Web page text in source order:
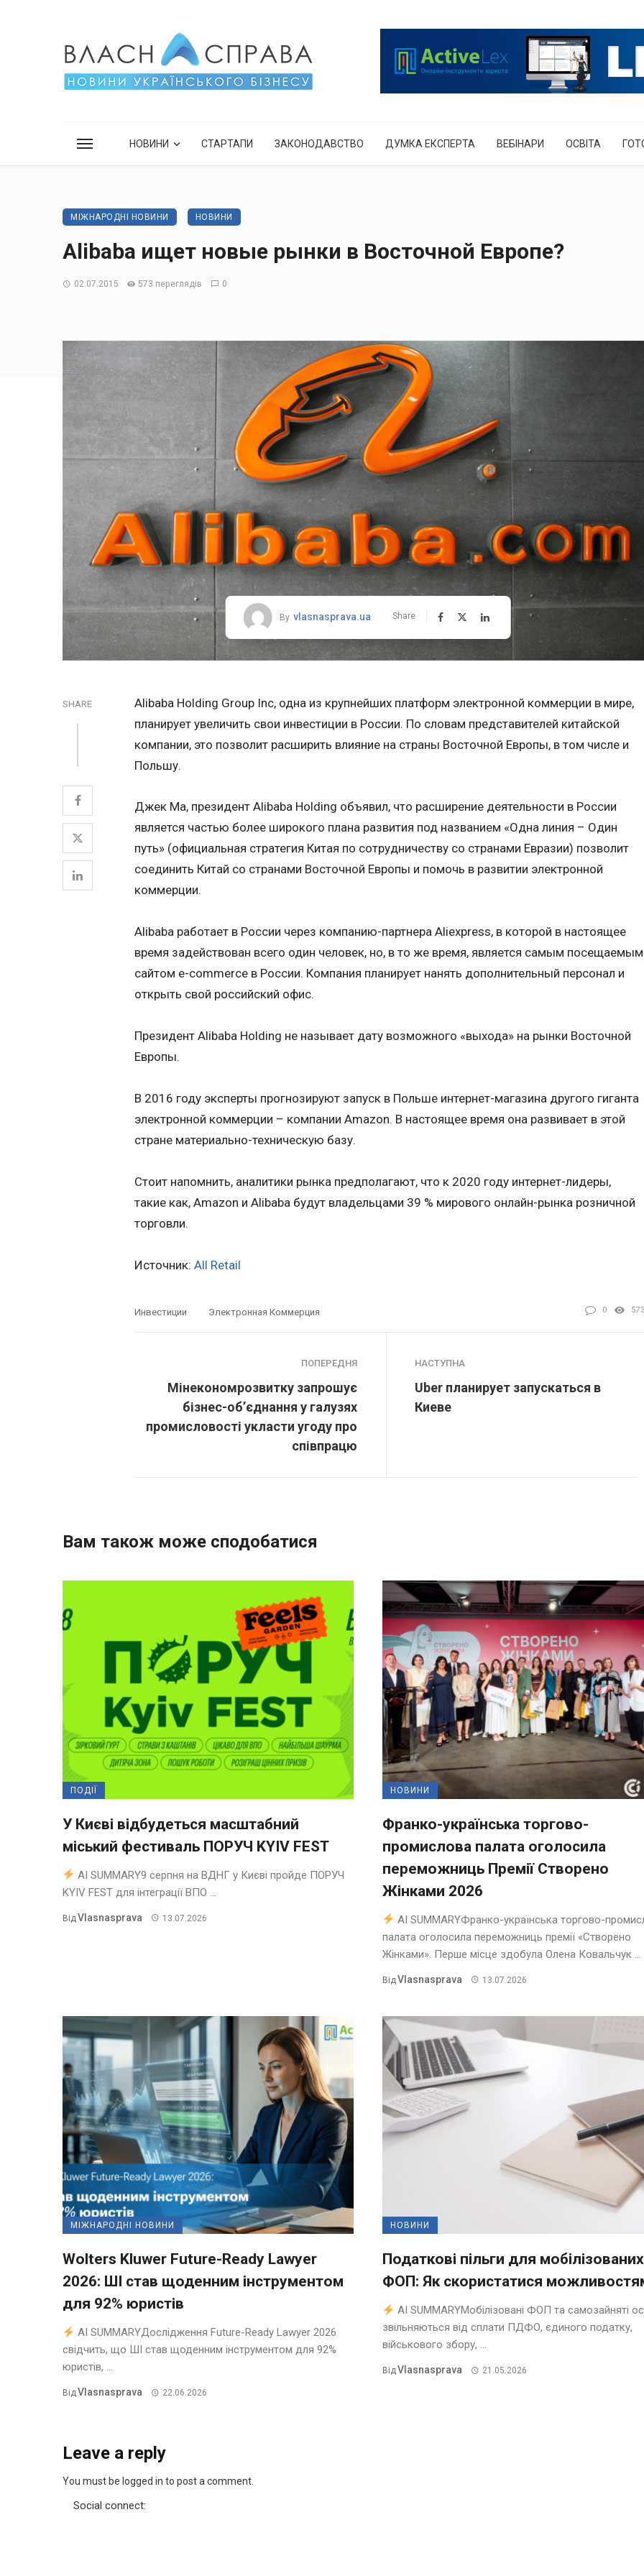
НОВИНИ СТАРТАПИ ЗАКОНОДАВСТВО ДУМКА ЕКСПЕРТА ВЕБІНАРИ ОСВІТА
МІЖНАРОДНІ НОВИНИ НОВИНИ
Alibaba ищет новые рынки в Восточной Европе?
02.07.2015 573 переглядів 0
By vlasnasprava.ua Share
SHARE
Alibaba Holding Group Inc, одна из крупнейших платформ электронной коммерции в мире,
планирует увеличить свои инвестиции в России. По словам представителей китайской
компании, это позволит расширить влияние на страны Восточной Европы, в том числе и
Польшу.
Джек Ма, президент Alibaba Holding объявил, что расширение деятельности в России
является частью более широкого плана развития под названием «Одна линия – Один
путь» (официальная стратегия Китая по сотрудничеству со странами Евразии) позволит
соединить Китай со странами Восточной Европы и помочь в развитии электронной
коммерции.
Alibaba работает в России через компанию-партнера Aliexpress, в которой в настоящее
время задействован всего один человек, но, в то же время, является самым посещаемым
сайтом e-commerce в России. Компания планирует нанять дополнительный персонал и
открыть свой российский офис.
Президент Alibaba Holding не называет дату возможного «выхода» на рынки Восточной
Европы.
В 2016 году эксперты прогнозируют запуск в Польше интернет-магазина другого гиганта
электронной коммерции – компании Amazon. В настоящее время она развивает в этой
стране материально-техническую базу.
Стоит напомнить, аналитики рынка предполагают, что к 2020 году интернет-лидеры,
такие как, Amazon и Alibaba будут владельцами 39 % мирового онлайн-рынка розничной
торговли.
Источник: All Retail
Инвестиции Электронная Коммерция 0 573
ПОПЕРЕДНЯ
Мінекономрозвитку запрошує
бізнес-об’єднання у галузях
промисловості укласти угоду про
співпрацю
НАСТУПНА
Uber планирует запускаться в
Киеве
Вам також може сподобатися
ПОДІЇ
У Києві відбудеться масштабний
міський фестиваль ПОРУЧ KYIV FEST
AI SUMMARY9 серпня на ВДНГ у Києві пройде ПОРУЧ
KYIV FEST для інтеграції ВПО ...
Від Vlasnasprava 13.07.2026
НОВИНИ
Франко-українська торгово-
промислова палата оголосила
переможниць Премії Створено
Жінками 2026
AI SUMMARYФранко-українська торгово-
палата оголосила переможниць премії «Створено
Жінками». Перше місце здобула Олена Ковальчук ...
Від Vlasnasprava 13.07.2026
МІЖНАРОДНІ НОВИНИ
Wolters Kluwer Future-Ready Lawyer
2026: ШІ став щоденним інструментом
для 92% юристів
AI SUMMARYДослідження Future-Ready Lawyer 2026
свідчить, що ШІ став щоденним інструментом для 92%
юристів, ...
ВідVlasnasprava 22.06.2026
НОВИНИ
Податкові пільги для мобілізованих
ФОП: Як скористатися
AI SUMMARYМобілізовані ФОП та самозайняті
звільняються від сплати ПДФО, єдиного податку,
військового збору, ...
ВідVlasnasprava 21.05.2026
Leave a reply
You must be logged in to post a comment.
Social connect: